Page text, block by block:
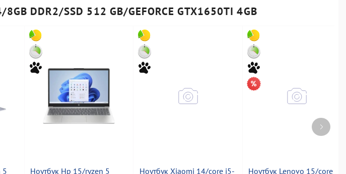
DDR2/SSD 512 GB/GEFORCE GTX1650TI 4GB
5
Ноутбук Hp 15/ryzen 5
Ноутбук Xiaomi 14/core i5-
Ноутбук Lenovo 15/core i5-